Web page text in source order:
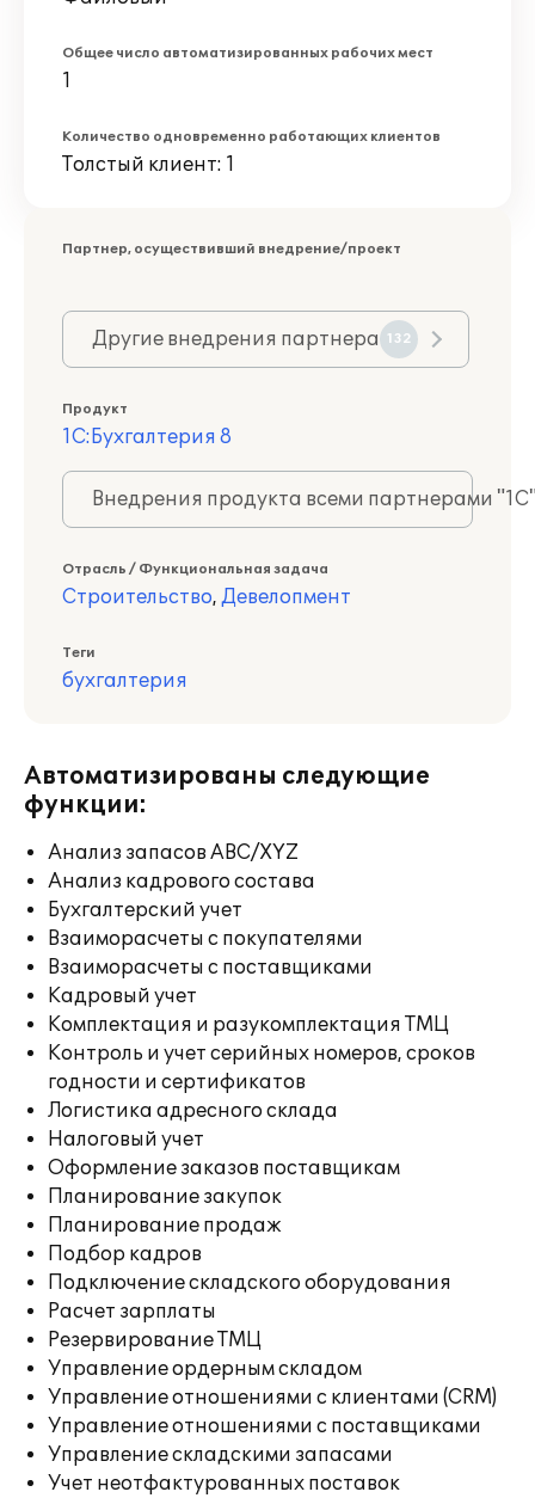
Общее число автоматизированных рабочих мест
1
Количество одновременно работающих клиентов
Толстый клиент: 1
Партнер, осуществивший внедрение/проект
Другие внедрения партнера 132
Продукт
1С:Бухгалтерия 8
Внедрения продукта всеми партнерами
Отрасль / Функциональная задача
Строительство, Девелопмент
Теги
бухгалтерия
Автоматизированы следующие
функции:
Анализ запасов ABC/XYZ
Анализ кадрового состава
Бухгалтерский учет
Взаиморасчеты с покупателями
Взаиморасчеты с поставщиками
Кадровый учет
Комплектация и разукомплектация ТМЦ
Контроль и учет серийных номеров, сроков
годности и сертификатов
Логистика адресного склада
Налоговый учет
Оформление заказов поставщикам
Планирование закупок
Планирование продаж
Подбор кадров
Подключение складского оборудования
Расчет зарплаты
Резервирование ТМЦ
Управление ордерным складом
Управление отношениями с клиентами (CRM)
Управление отношениями с поставщиками
Управление складскими запасами
Учет неотфактурованных поставок